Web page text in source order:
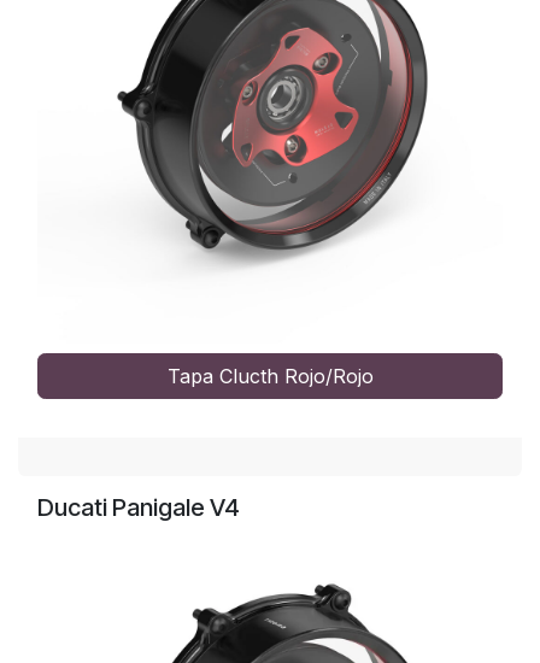
Tapa Clucth Rojo/Rojo
Ducati Panigale V4